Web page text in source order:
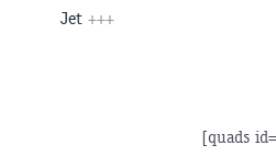
Jet +++
[quads